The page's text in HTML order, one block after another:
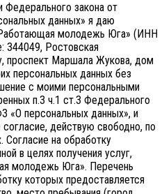
Федерального закона от
данных» я даю
молодежь Юга» (ИНН
344049, Ростовская
проспект Маршала Жукова, дом
персональных данных без
с моими персональными
п.3 ч.1 ст.3 Федерального
«О персональных данных», и
действую свободно, по
Согласие на обработку
в целях получения услуг,
молодежь Юга». Перечень
которых предоставляется